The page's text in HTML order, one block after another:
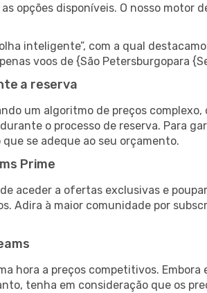
opções disponíveis. O nosso
inteligente”, com a qual
voos de {São Petersburgopara
a reserva
um algoritmo de preços
o processo de reserva. Para
se adeque ao seu orçamento.
Prime
aceder a ofertas exclusivas e
Adira à maior comunidade por
hora a preços competitivos.
tenha em consideração que os